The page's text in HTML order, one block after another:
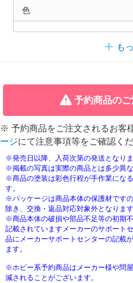
色
も
予約商品の
※ 予約商品をご注文されるお客
ージにて注意事項等をご確認くだ
※発売日以降、入荷次第の発送となりま
※掲載の写真は実際の商品とは多少異な
※商品の塗装は彩色行程が手作業にな
す。
※パッケージは商品本体の保護材です
除き、交換・返品対応対象外となりま
※商品本体の破損や部品不足等の初期
記載されていますメーカーのサポート
品にメーカーサポートセンターの記載
ます。
※ホビー系予約商品はメーカー様や問
減されることがございます。